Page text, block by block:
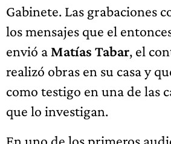
Gabinete. Las grabaciones
los mensajes que el
envió a Matías Tabar, el
realizó obras en su casa y
como testigo en una de las
que lo investigan.
En uno de los primeros